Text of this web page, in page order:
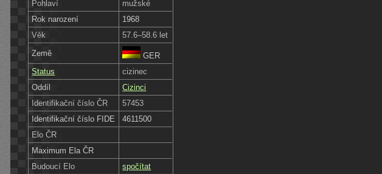
Pohlaví
mužské
Rok narození
1968
Věk
57.6–58.6 let
Země
GER
Status
cizinec
Oddíl
Cizinci
Identifikační číslo ČR
57453
Identifikační číslo FIDE
4611500
Elo ČR
Maximum Ela ČR
Budoucí Elo
spočítat